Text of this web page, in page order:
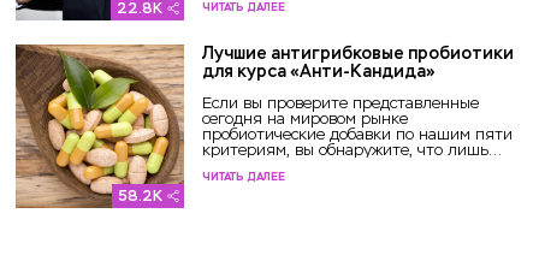
22.8K ЧИТАТЬ ДАЛЕЕ
58.2K
Лучшие антигрибковые пробиотики
для курса «Анти-Кандида»
Если вы проверите представленные
сегодня на мировом рынке
пробиотические добавки по нашим пяти
критериям, вы обнаружите, что лишь
ЧИТАТЬ ДАЛЕЕ